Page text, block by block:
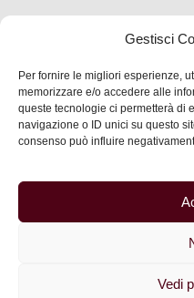
Gestisci
Per fornire le migliori esperienze,
memorizzare e/o accedere alle
queste tecnologie ci permetterà di
navigazione o ID unici su questo
consenso può influire
Vedi
SERVIZI
INFORMAZIONI
© 2025 Assessorato al